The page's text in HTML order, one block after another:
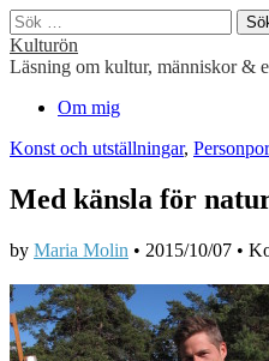
Sök
efter:
Kulturön
Läsning om kultur, människor &
Main
Skip
content
Om mig
Konst och utställningar,
Med känsla för
by Maria Molin • 2015/10/07 •